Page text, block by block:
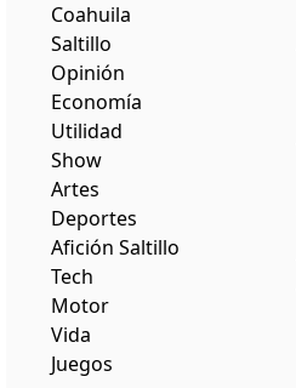
Coahuila
Saltillo
Opinión
Economía
Utilidad
Show
Artes
Deportes
Afición Saltillo
Tech
Motor
Vida
Juegos